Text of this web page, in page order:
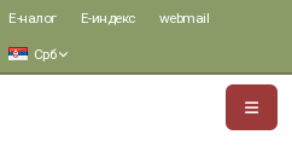
Е-налог Е-индекс webmail
Срб